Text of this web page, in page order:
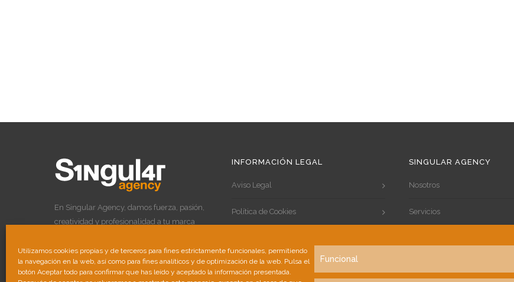
Utilizamos cookies propias y de terceros para fines estrictamente funcionales, permitiendo
la navegación en la web, así como para fines analíticos y de optimización de la web. Pulsa el
botón Aceptar todo para confirmar que has leído y aceptado la información presentada.
Funcional
En Singular Agency, damos fuerza, pasión,
creatividad y profesionalidad a tu marca
INFORMACIÓN LEGAL
Aviso Legal
Política de Cookies
SINGULAR AGENCY
Nosotros
Servicios